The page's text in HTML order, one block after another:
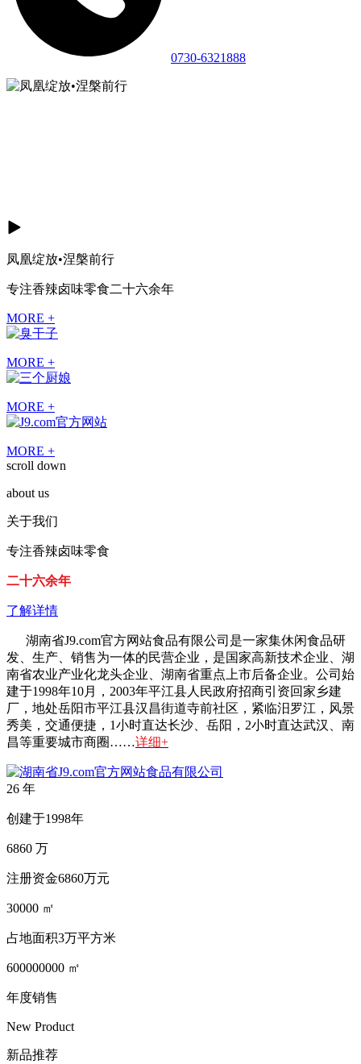
0730-6321888
凤凰绽放•涅槃前行
专注香辣卤味零食二十六余年
MORE +
MORE +
MORE +
MORE +
scroll down
about us
关于我们
专注香辣卤味零食
二十六余年
了解详情
湖南省J9.com官方网站食品有限公司是一家集休闲食品研
发、生产、销售为一体的民营企业，是国家高新技术企业、湖
南省农业产业化龙头企业、湖南省重点上市后备企业。公司始
建于1998年10月，2003年平江县人民政府招商引资回家乡建
厂，地处岳阳市平江县汉昌街道寺前社区，紧临汨罗江，风景
秀美，交通便捷，1小时直达长沙、岳阳，2小时直达武汉、南
昌等重要城市商圈……详细+
26 年
创建于1998年
6860 万
注册资金6860万元
30000 ㎡
占地面积3万平方米
600000000 ㎡
年度销售
New Product
新品推荐